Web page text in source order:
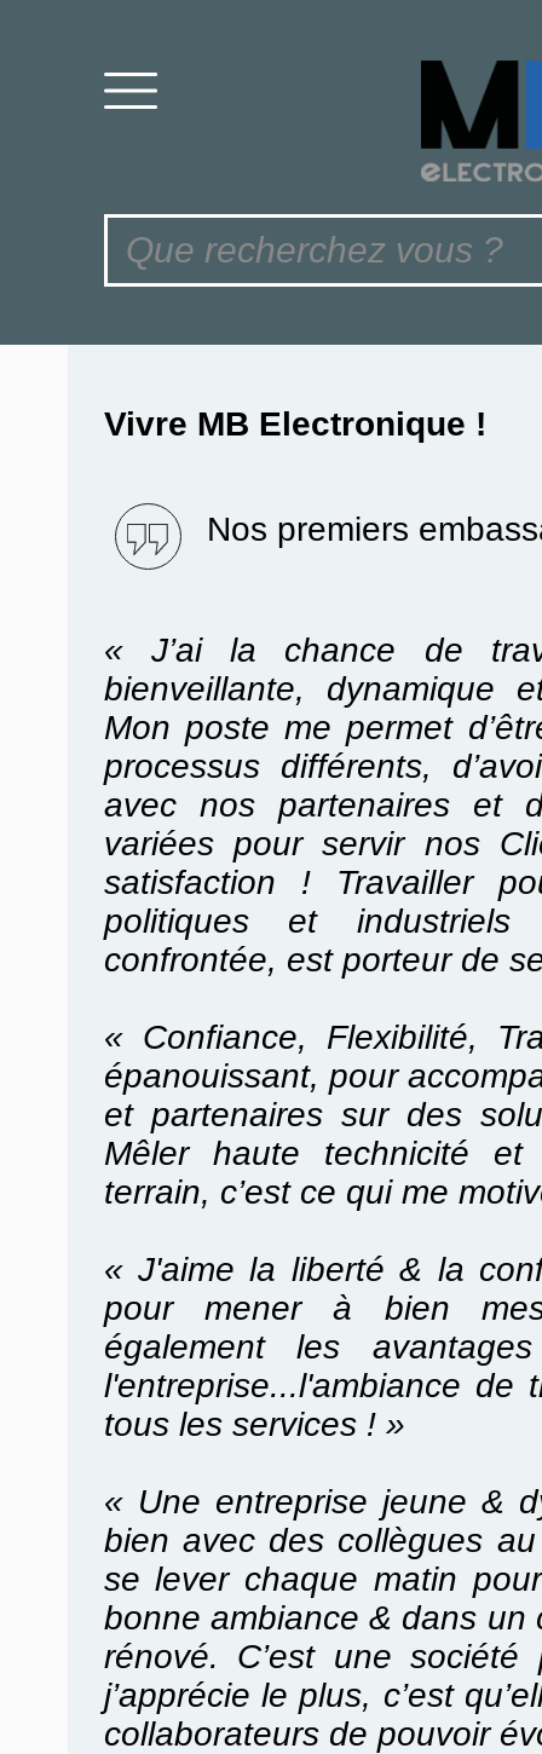
Vivre MB Electronique !
Nos premiers
« J’ai la chance de
bienveillante, dynamique
Mon poste me permet
processus différents,
avec nos partenaires et
variées pour servir nos
satisfaction ! Travailler
politiques et industriels
confrontée, est porteur de
« Confiance, Flexibilité,
épanouissant, pour
et partenaires sur des
Mêler haute technicité
terrain, c’est ce qui me
« J'aime la liberté & la
pour mener à bien
également les
l'entreprise...l'ambiance de
tous les services ! »
« Une entreprise jeune &
bien avec des collègues
se lever chaque matin
bonne ambiance & dans un
rénové. C’est une
j’apprécie le plus, c’est
collaborateurs de pouvoir